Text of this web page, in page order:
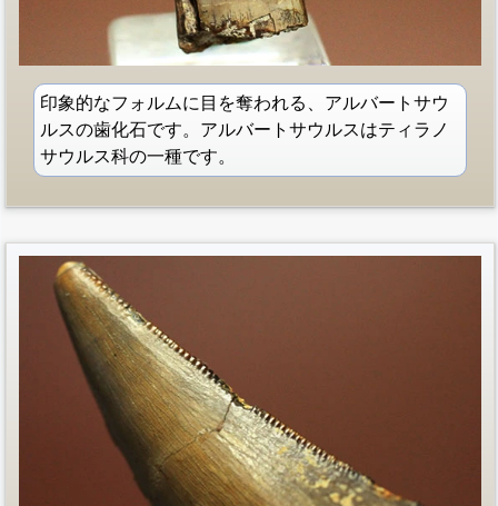
印象的なフォルムに目を奪われる、アルバートサウ
ルスの歯化石です。アルバートサウルスはティラノ
サウルス科の一種です。